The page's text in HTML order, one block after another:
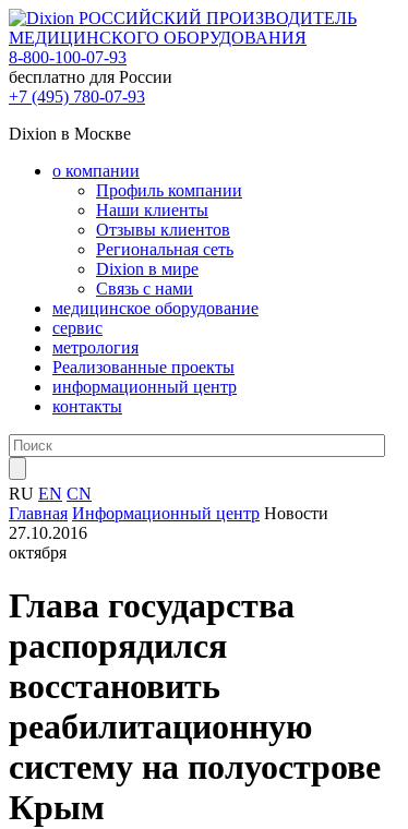
РОССИЙСКИЙ ПРОИЗВОДИТЕЛЬ
МЕДИЦИНСКОГО ОБОРУДОВАНИЯ
8-800-100-07-93
бесплатно для России
+7 (495) 780-07-93
Dixion в Москве
о компании
Профиль компании
Наши клиенты
Отзывы клиентов
Региональная сеть
Dixion в мире
Связь с нами
медицинское оборудование
сервис
метрология
Реализованные проекты
информационный центр
контакты
RU EN CN
Главная Информационный центр Новости
27.10.2016
октября
Глава государства
распорядился
восстановить
реабилитационную
систему на полуострове
Крым